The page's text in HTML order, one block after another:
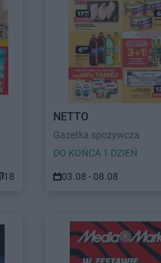
18
NETTO
Gazetka spożywcza
DO KOŃCA 1 DZIEŃ
03.08 - 08.08